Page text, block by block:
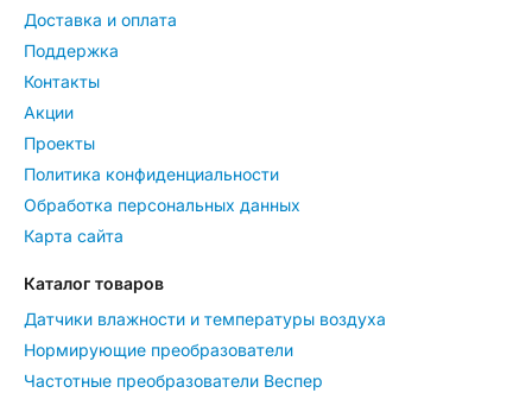
Доставка и оплата
Поддержка
Контакты
Акции
Проекты
Политика конфиденциальности
Обработка персональных данных
Карта сайта
Каталог товаров
Датчики влажности и температуры воздуха
Нормирующие преобразователи
Частотные преобразователи Веспер